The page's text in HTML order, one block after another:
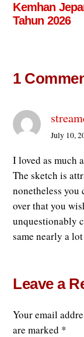
Kemhan
Tahun 2026
1
July 10,
I loved as much
The sketch is
nonetheless you
over that you
unquestionably
same nearly a
Leave a
Your email
are marked *